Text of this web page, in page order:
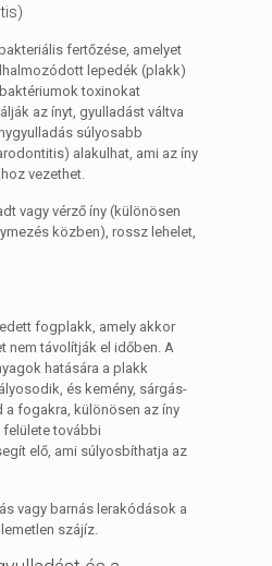
fertőzése, amelyet
lepedék (plakk)
toxinokat
az ínyt, gyulladást váltva
súlyosabb
alakulhat, ami az íny
vezethet.
vagy vérző íny (különösen
közben), rossz lehelet,
fogplakk, amely akkor
nem távolítják el időben. A
hatására a plakk
és kemény, sárgás-
a fogakra, különösen az íny
további
elő, ami súlyosbíthatja az
vagy barnás lerakódások a
szájíz.